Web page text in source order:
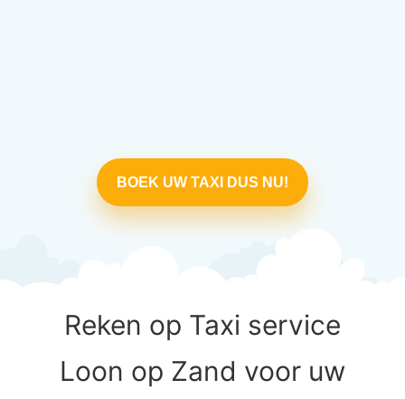
BOEK UW TAXI DUS NU!
Reken op Taxi service
Loon op Zand voor uw